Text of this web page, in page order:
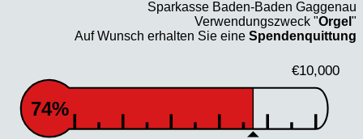
Sparkasse Baden-Baden Gaggenau
Verwendungszweck "Orgel "
Auf Wunsch erhalten Sie eine Spendenquittung
€10,000
74%